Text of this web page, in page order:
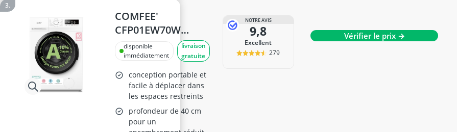
COMFEE'
CFP01EW70W
Machine à laver 7
kg Ultra slim 40 cm
- 1200 RPM -
Vapeur
désinfectante -
Baby Care -
Moteur BLDC à
disponible
immédiatement
livraison
gratuite
conception portable et
facile à déplacer dans
les espaces restreints
profondeur de 40 cm
pour un
NOTRE AVIS
9,8
Excellent
279
Vérifier le prix →